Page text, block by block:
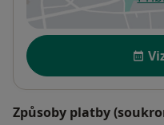
Dostupnost
Způsoby platby